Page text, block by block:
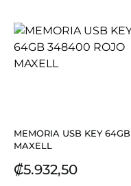
MEMORIA USB KEY 64GB
MAXELL
Precio
₡5.932,50